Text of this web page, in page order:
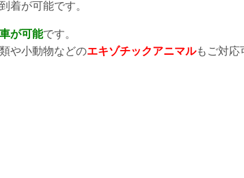
着が可能です。
が可能です。
や小動物などのエキゾチックアニマルもご対応